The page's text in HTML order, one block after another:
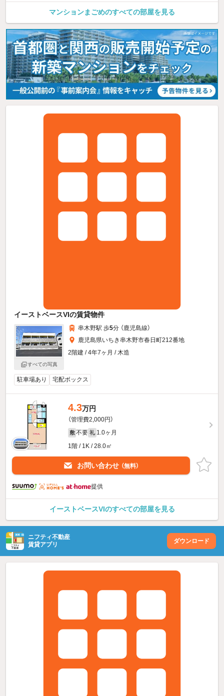
マンションまごめのすべての部屋を見る
イーストベースVIの賃貸物件
すべての写真
串木野駅 歩5分 （鹿児島線）
鹿児島県いちき串木野市春日町212番地
2階建 / 4年7ヶ月 / 木造
駐車場あり 宅配ボックス
4.3万円
（管理費2,000円）
敷 不要 礼 1.0ヶ月
1階 / 1K / 28.0㎡
お問い合わせ （無料）
提供
イーストベースVIのすべての部屋を見る
ニフティ不動産
賃貸アプリ
ダウンロード